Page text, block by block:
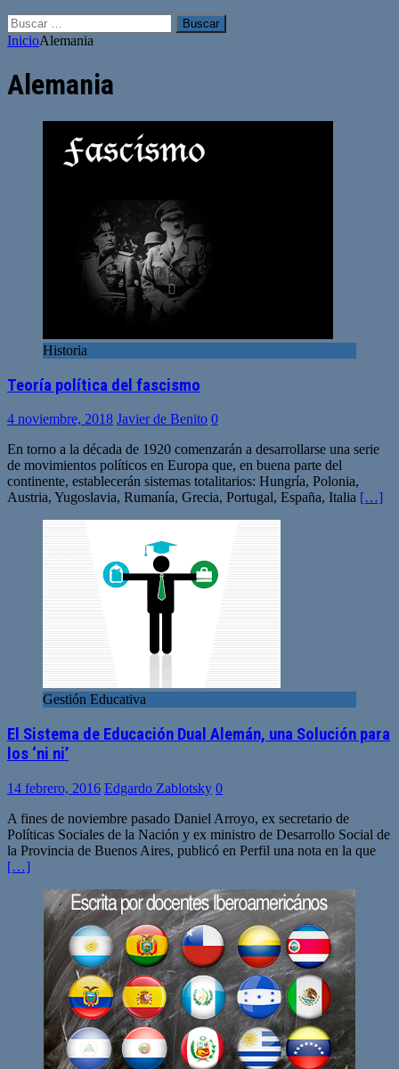
Buscar:
InicioAlemania
Alemania
Historia
Teoría política del fascismo
4 noviembre, 2018 Javier de Benito 0
En torno a la década de 1920 comenzarán a desarrollarse una serie
de movimientos políticos en Europa que, en buena parte del
continente, establecerán sistemas totalitarios: Hungría, Polonia,
Austria, Yugoslavia, Rumanía, Grecia, Portugal, España, Italia […]
Gestión Educativa
El Sistema de Educación Dual Alemán, una Solución para
los ‘ni ni’
14 febrero, 2016 Edgardo Zablotsky 0
A fines de noviembre pasado Daniel Arroyo, ex secretario de
Políticas Sociales de la Nación y ex ministro de Desarrollo Social de
la Provincia de Buenos Aires, publicó en Perfil una nota en la que
[…]